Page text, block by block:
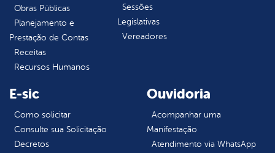
Obras Públicas
Planejamento e
Prestação de Contas
Receitas
Recursos Humanos
Sessões
Legislativas
Vereadores
E-sic
Como solicitar
Consulte sua Solicitação
Decretos
Ouvidoria
Acompanhar uma
Manifestação
Atendimento via WhatsApp